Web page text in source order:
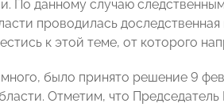
По данному случаю
проводилась
к этой теме, от которого
было принято решение 9
Отметим, что